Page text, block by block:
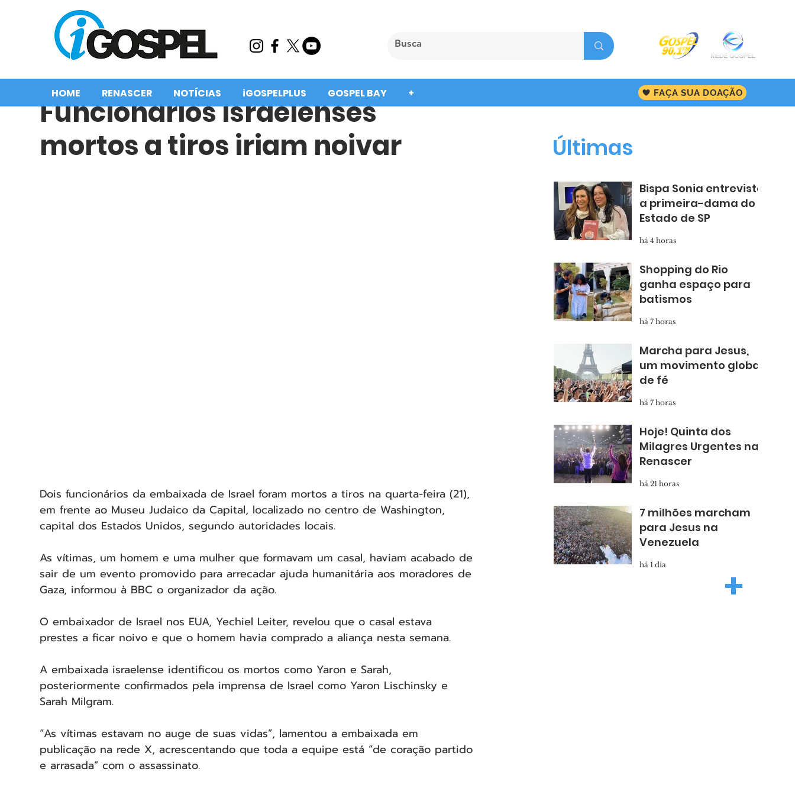
HOME RENASCER NOTÍCIAS iGOSPELPLUS GOSPEL BAY + FAÇA SUA DOAÇÃO
Funcionários israelenses
mortos a tiros iriam noivar
Dois funcionários da embaixada de Israel foram mortos a tiros na quarta-feira (21),
em frente ao Museu Judaico da Capital, localizado no centro de Washington,
capital dos Estados Unidos, segundo autoridades locais.
As vítimas, um homem e uma mulher que formavam um casal, haviam acabado de
sair de um evento promovido para arrecadar ajuda humanitária aos moradores de
Gaza, informou à BBC o organizador da ação.
O embaixador de Israel nos EUA, Yechiel Leiter, revelou que o casal estava
prestes a ficar noivo e que o homem havia comprado a aliança nesta semana.
A embaixada israelense identificou os mortos como Yaron e Sarah,
posteriormente confirmados pela imprensa de Israel como Yaron Lischinsky e
Sarah Milgram.
“As vítimas estavam no auge de suas vidas”, lamentou a embaixada em
publicação na rede X, acrescentando que toda a equipe está “de coração partido
e arrasada” com o assassinato.
Bispa Sonia entrevista
a primeira-dama do
Estado de SP
há 4 horas
Shopping do Rio
ganha espaço para
batismos
há 7 horas
Marcha para Jesus,
um movimento global
de fé
há 7 horas
Hoje! Quinta dos
Milagres Urgentes na
Renascer
há 21 horas
7 milhões marcham
para Jesus na
Venezuela
há 1 dia
Últimas
+